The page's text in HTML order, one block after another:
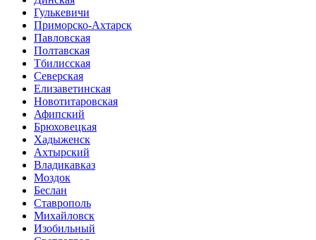
Гулькевичи
Приморско-Ахтарск
Павловская
Полтавская
Тбилисская
Северская
Елизаветинская
Новотитаровская
Афипский
Брюховецкая
Хадыженск
Ахтырский
Владикавказ
Моздок
Беслан
Ставрополь
Михайловск
Изобильный